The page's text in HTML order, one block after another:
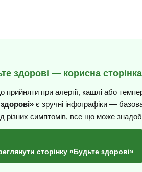
здорові — корисна
прийняти при алергії, кашлі або
є зручні інфографіки —
різних симптомів, все що може
сторінку «Будьте здорові»